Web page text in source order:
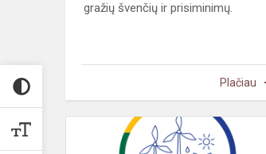
gražių švenčių ir prisiminimų.
Plačiau